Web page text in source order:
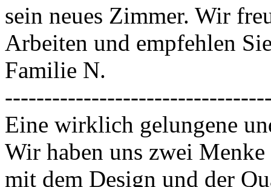
sein neues Zimmer. Wir
Arbeiten und empfehlen
Familie N.
Eine wirklich gelungene
Wir haben uns zwei
mit dem Design und der